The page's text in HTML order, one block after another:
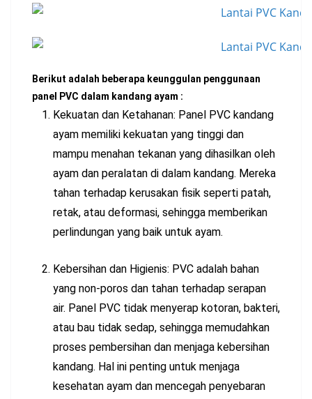
Berikut adalah beberapa keunggulan penggunaan
panel PVC dalam kandang ayam :
Kekuatan dan Ketahanan: Panel PVC kandang
ayam memiliki kekuatan yang tinggi dan
mampu menahan tekanan yang dihasilkan oleh
ayam dan peralatan di dalam kandang. Mereka
tahan terhadap kerusakan fisik seperti patah,
retak, atau deformasi, sehingga memberikan
perlindungan yang baik untuk ayam.
Kebersihan dan Higienis: PVC adalah bahan
yang non-poros dan tahan terhadap serapan
air. Panel PVC tidak menyerap kotoran, bakteri,
atau bau tidak sedap, sehingga memudahkan
proses pembersihan dan menjaga kebersihan
kandang. Hal ini penting untuk menjaga
kesehatan ayam dan mencegah penyebaran